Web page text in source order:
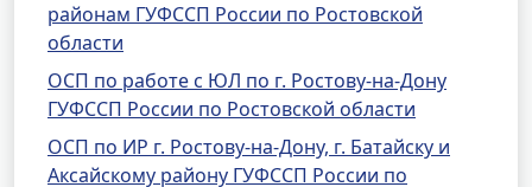
районам ГУФССП России по Ростовской
области
ОСП по работе с ЮЛ по г. Ростову-на-Дону
ГУФССП России по Ростовской области
ОСП по ИР г. Ростову-на-Дону, г. Батайску и
Аксайскому району ГУФССП России по